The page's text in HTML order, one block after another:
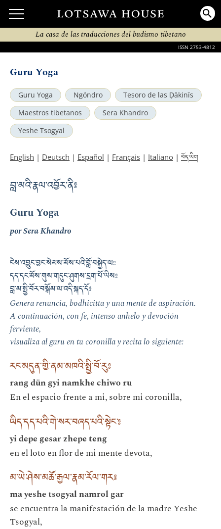
La casa de las traducciones del budismo tibetano
ISSN 2753-4812
Guru Yoga
Guru Yoga Ngöndro
Tesoro de las Ḍākinīs
Maestros tibetanos
Sera Khandro
Yeshe Tsogyal
English | Deutsch | Español | Français | Italiano | བོད་ཡིག
བླ་མའི་རྣལ་འབྱོར་ནི༔
Guru Yoga
por Sera Khandro
ངེས་འབྱུང་བྱང་སེམས་མོས་པའི་བློ་བསྐྱེད་ལ༔
དད་དང་མོས་གུས་གདུང་ཤུགས་དྲག་པོ་ཡིས༔
བླ་མ་སྤྱི་བོར་བསྒོམ་ལ་འདི་སྐད་དོ༔
Genera renuncia, bodhicitta y una mente de aspiración.
A continuación, con fe, intenso anhelo y devoción
ferviente,
visualiza al guru en tu coronilla y recita lo siguiente:
རང་མདུན་གྱི་ནམ་མཁའི་སྤྱི་བོ་རུ༔
rang dün gyi namkhe chiwo ru
En el espacio frente a mi, sobre mi coronilla,
ཡིད་དད་པའི་གེ་སར་བཞད་པའི་སྟེང་༔
yi depe gesar zhepe teng
en el loto en flor de mi mente devota,
མ་ཡེ་ཤེས་མཚོ་རྒྱལ་རྣམ་རོལ་གར༔
ma yeshe tsogyal namrol gar
se encuentra la manifestación de la madre Yeshe
Tsogyal,